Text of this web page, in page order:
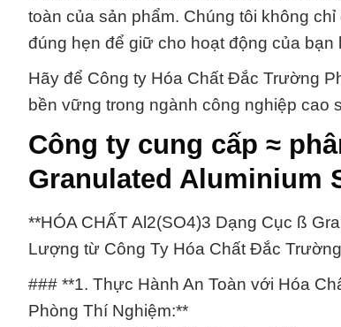
toàn của sản phẩm. Chúng tôi không
đúng hẹn để giữ cho hoạt động của bạn
Hãy để Công ty Hóa Chất Đắc Trường
bền vững trong ngành công nghiệp cao
Công ty cung cấp ≈
Granulated Aluminium
**HÓA CHẤT Al2(SO4)3 Dạng Cục ß
Lượng từ Công Ty Hóa Chất Đắc
### **1. Thực Hành An Toàn với Hóa
Phòng Thí Nghiệm:**